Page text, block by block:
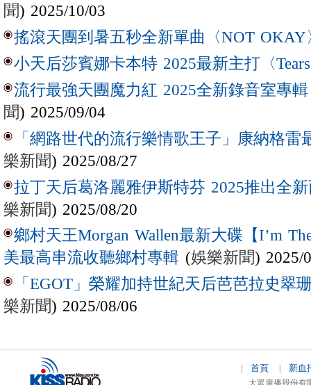
聞) 2025/10/03
搖滾天團到暑五秒全新單曲〈NOT OKAY
小天后莎賓娜卡本特 2025最新主打〈
流行最強天團魔力紅 2025全新錄音室專
聞) 2025/09/04
「網路世代的流行樂情歌王子」康納格雷
樂新聞) 2025/08/27
拉丁天后葛洛麗雅伊斯特芬 2025推出全新
樂新聞) 2025/08/20
鄉村天王Morgan Wallen最新大碟【I’m
美最高串流收聽鄉村專輯 (娛樂新聞) 2025/
「EGOT」榮耀加持世紀天后芭芭拉史翠
樂新聞) 2025/08/06
首頁 新血
大眾廣播股份有